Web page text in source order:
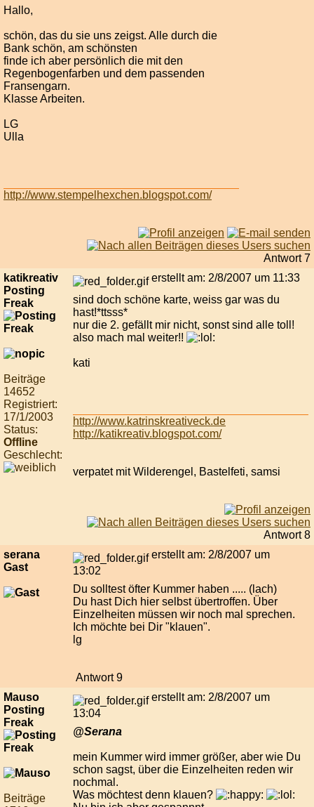
Hallo,
schön, das du sie uns zeigst. Alle durch die
Bank schön, am schönsten
finde ich aber persönlich die mit den
Regenbogenfarben und dem passenden
Fransengarn.
Klasse Arbeiten.
LG
Ulla
http://www.stempelhexchen.blogspot.com/
Antwort 7
katikreativ
Posting
Freak
Beiträge
14652
Registriert:
17/1/2003
Status:
Offline
Geschlecht:
erstellt am: 2/8/2007 um 11:33
sind doch schöne karte, weiss gar was du
hast!*ttsss*
nur die 2. gefällt mir nicht, sonst sind alle toll!
also mach mal weiter!!
kati
http://www.katrinskreativeck.de
http://katikreativ.blogspot.com/
verpatet mit Wilderengel, Bastelfeti, samsi
Antwort 8
serana
Gast
erstellt am: 2/8/2007 um
13:02
Du solltest öfter Kummer haben ..... (lach)
Du hast Dich hier selbst übertroffen. Über
Einzelheiten müssen wir noch mal sprechen.
Ich möchte bei Dir "klauen".
lg
Antwort 9
Mauso
Posting
Freak
Beiträge
erstellt am: 2/8/2007 um
13:04
@Serana
mein Kummer wird immer größer, aber wie Du
schon sagst, über die Einzelheiten reden wir
nochmal.
Was möchtest denn klauen?